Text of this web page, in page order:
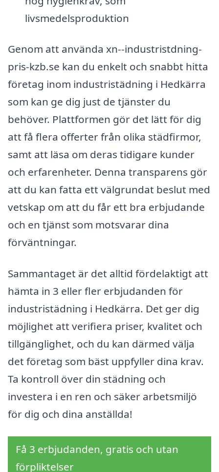
livsmedelsproduktion
Genom att använda xn--industristdning-
pris-kzb.se kan du enkelt och snabbt hitta
företag inom industristädning i Hedkärra
som kan ge dig just de tjänster du
behöver. Plattformen gör det lätt för dig
att få flera offerter från olika städfirmor,
samt att läsa om deras tidigare kunder
och erfarenheter. Denna transparens gör
att du kan fatta ett välgrundat beslut med
vetskap om att du får ett bra erbjudande
och en tjänst som motsvarar dina
förväntningar.
Sammantaget är det alltid fördelaktigt att
hämta in 3 eller fler erbjudanden för
industristädning i Hedkärra. Det ger dig
möjlighet att verifiera priser, kvalitet och
tillgänglighet, och du kan därmed välja
det företag som bäst uppfyller dina krav.
Ta kontroll över din städning och
investera i en ren och säker arbetsmiljö
för dig och dina anställda!
Få 3 erbjudanden, gratis och utan
förpliktelser